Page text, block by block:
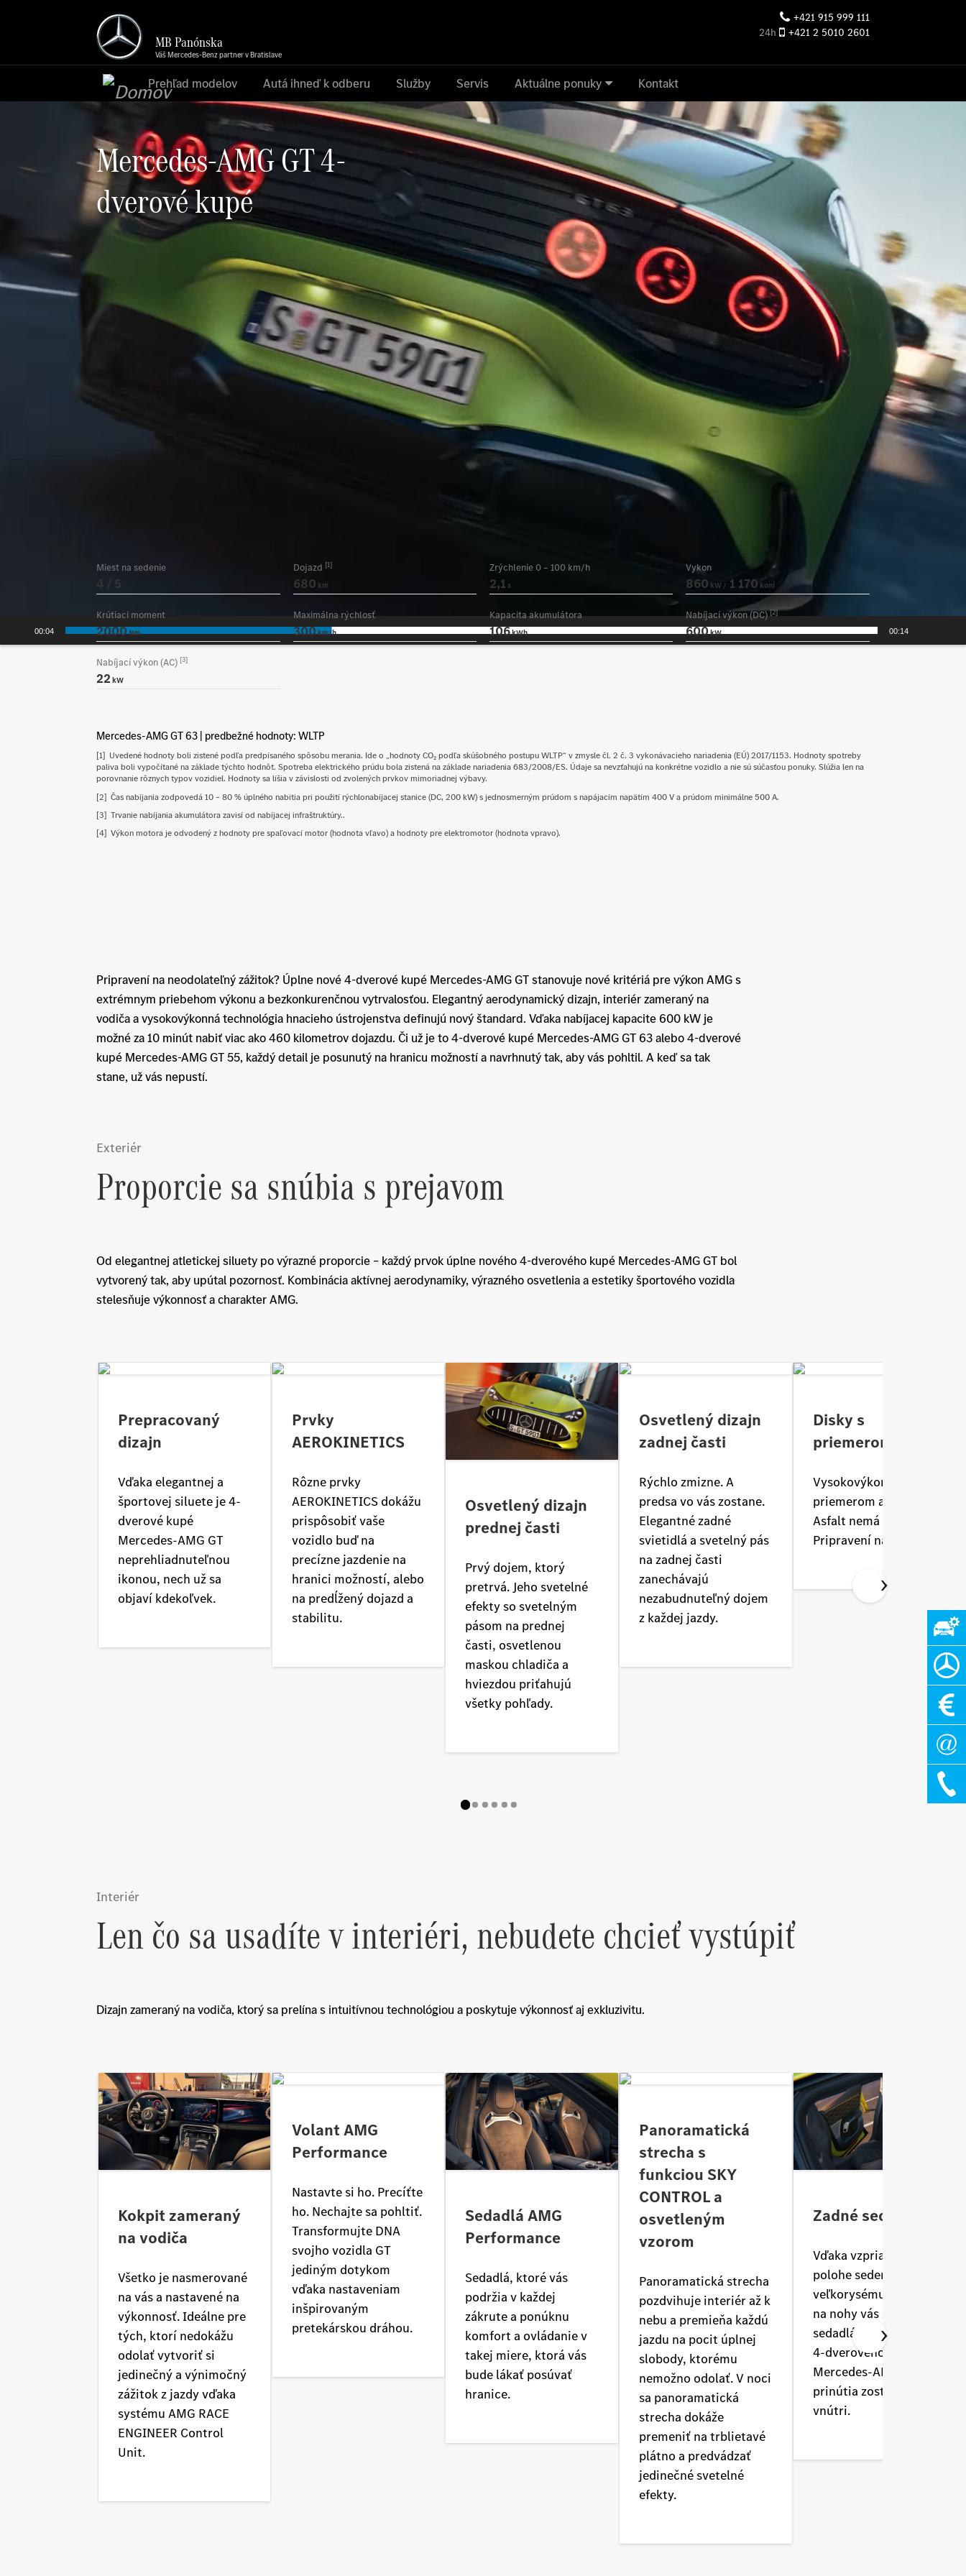
MB Panónska
Váš Mercedes-Benz partner v Bratislave
+421 915 999 111
24h
+421 2 5010 2601
Prehľad modelov Autá ihneď k odberu Služby Servis Aktuálne ponuky Kontakt
Mercedes-AMG GT 4-
dverové kupé
00:06 00:14
Miest na sedenie
4 / 5
Dojazd [1]
680km
Zrýchlenie 0 – 100 km/h
2,1s
Vykon
860kW / 1 170koní
Krútiaci moment
2000Nm
Maximálna rýchlosť
300km/h
Kapacita akumulátora
106kWh
Nabíjací výkon (DC)[2]
600kW
Nabíjací výkon (AC) [3]
22kW
Mercedes-AMG GT 63 | predbežné hodnoty: WLTP
[1] Uvedené hodnoty boli zistené podľa predpísaného spôsobu merania. Ide o „hodnoty CO₂ podľa skúšobného postupu WLTP“ v zmysle čl. 2 č. 3 vykonávacieho nariadenia (EÚ) 2017/1153. Hodnoty spotreby
paliva boli vypočítané na základe týchto hodnôt. Spotreba elektrického prúdu bola zistená na základe nariadenia 683/2008/ES. Údaje sa nevzťahujú na konkrétne vozidlo a nie sú súčasťou ponuky. Slúžia len na
porovnanie rôznych typov vozidiel. Hodnoty sa líšia v závislosti od zvolených prvkov mimoriadnej výbavy.
[2] Čas nabíjania zodpovedá 10 – 80 % úplného nabitia pri použití rýchlonabíjacej stanice (DC, 200 kW) s jednosmerným prúdom s napájacím napätím 400 V a prúdom minimálne 500 A.
[3] Trvanie nabíjania akumulátora zavisí od nabíjacej infraštruktúry..
[4] Výkon motora je odvodený z hodnoty pre spaľovací motor (hodnota vľavo) a hodnoty pre elektromotor (hodnota vpravo).
Pripravení na neodolateľný zážitok? Úplne nové 4-dverové kupé Mercedes-AMG GT stanovuje nové kritériá pre výkon AMG s
extrémnym priebehom výkonu a bezkonkurenčnou vytrvalosťou. Elegantný aerodynamický dizajn, interiér zameraný na
vodiča a vysokovýkonná technológia hnacieho ústrojenstva definujú nový štandard. Vďaka nabíjacej kapacite 600 kW je
možné za 10 minút nabiť viac ako 460 kilometrov dojazdu. Či už je to 4-dverové kupé Mercedes-AMG GT 63 alebo 4-dverové
kupé Mercedes-AMG GT 55, každý detail je posunutý na hranicu možností a navrhnutý tak, aby vás pohltil. A keď sa tak
stane, už vás nepustí.
Exteriér
Proporcie sa snúbia s prejavom
Od elegantnej atletickej siluety po výrazné proporcie – každý prvok úplne nového 4-dverového kupé Mercedes-AMG GT bol
vytvorený tak, aby upútal pozornosť. Kombinácia aktívnej aerodynamiky, výrazného osvetlenia a estetiky športového vozidla
stelesňuje výkonnosť a charakter AMG.
Prepracovaný
dizajn
Vďaka elegantnej a
športovej siluete je 4-
dverové kupé
Mercedes-AMG GT
neprehliadnuteľnou
ikonou, nech už sa
objaví kdekoľvek.
Prvky
AEROKINETICS
Rôzne prvky
AEROKINETICS dokážu
prispôsobiť vaše
vozidlo buď na
precízne jazdenie na
hranici možností, alebo
na predĺžený dojazd a
stabilitu.
Osvetlený dizajn
prednej časti
Prvý dojem, ktorý
pretrvá. Jeho svetelné
efekty so svetelným
pásom na prednej
časti, osvetlenou
maskou chladiča a
hviezdou priťahujú
všetky pohľady.
Osvetlený dizajn
zadnej časti
Rýchlo zmizne. A
predsa vo vás zostane.
Elegantné zadné
svietidlá a svetelný pás
na zadnej časti
zanechávajú
nezabudnuteľný dojem
z každej jazdy.
Disky s
priemerom až 21"
Vysokovýkonné disky s
priemerom až 21".
Asfalt nemá šancu.
Pripravení na viac?
Interiér
Len čo sa usadíte v interiéri, nebudete chcieť vystúpiť
Dizajn zameraný na vodiča, ktorý sa prelína s intuitívnou technológiou a poskytuje výkonnosť aj exkluzivitu.
Kokpit zameraný
na vodiča
Všetko je nasmerované
na vás a nastavené na
výkonnosť. Ideálne pre
tých, ktorí nedokážu
odolať vytvoriť si
jedinečný a výnimočný
zážitok z jazdy vďaka
systému AMG RACE
ENGINEER Control
Unit.
Volant AMG
Performance
Nastavte si ho. Precíťte
ho. Nechajte sa pohltiť.
Transformujte DNA
svojho vozidla GT
jediným dotykom
vďaka nastaveniam
inšpirovaným
pretekárskou dráhou.
Sedadlá AMG
Performance
Sedadlá, ktoré vás
podržia v každej
zákrute a ponúknu
komfort a ovládanie v
takej miere, ktorá vás
bude lákať posúvať
hranice.
Panoramatická
strecha s
funkciou SKY
CONTROL a
osvetleným
vzorom
Panoramatická strecha
pozdvihuje interiér až k
nebu a premieňa každú
jazdu na pocit úplnej
slobody, ktorému
nemožno odolať. V noci
sa panoramatická
strecha dokáže
premeniť na trblietavé
plátno a predvádzať
jedinečné svetelné
efekty.
Zadné sedadlá
Vďaka vzpriamenej
polohe sedenia a
veľkorysému priestoru
na nohy vás zadné
sedadlá úplne nového
4-dverového kupé
Mercedes-AMG GT
prinútia zostať vo
vnútri.